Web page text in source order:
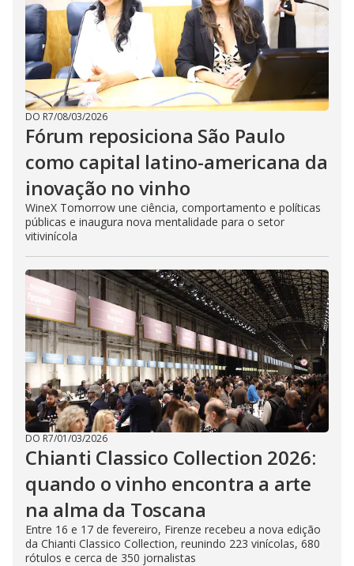
DO R7/08/03/2026
Fórum reposiciona São Paulo
como capital latino-americana da
inovação no vinho
WineX Tomorrow une ciência, comportamento e políticas
públicas e inaugura nova mentalidade para o setor
vitivinícola
DO R7/01/03/2026
Chianti Classico Collection 2026:
quando o vinho encontra a arte
na alma da Toscana
Entre 16 e 17 de fevereiro, Firenze recebeu a nova edição
da Chianti Classico Collection, reunindo 223 vinícolas, 680
rótulos e cerca de 350 jornalistas